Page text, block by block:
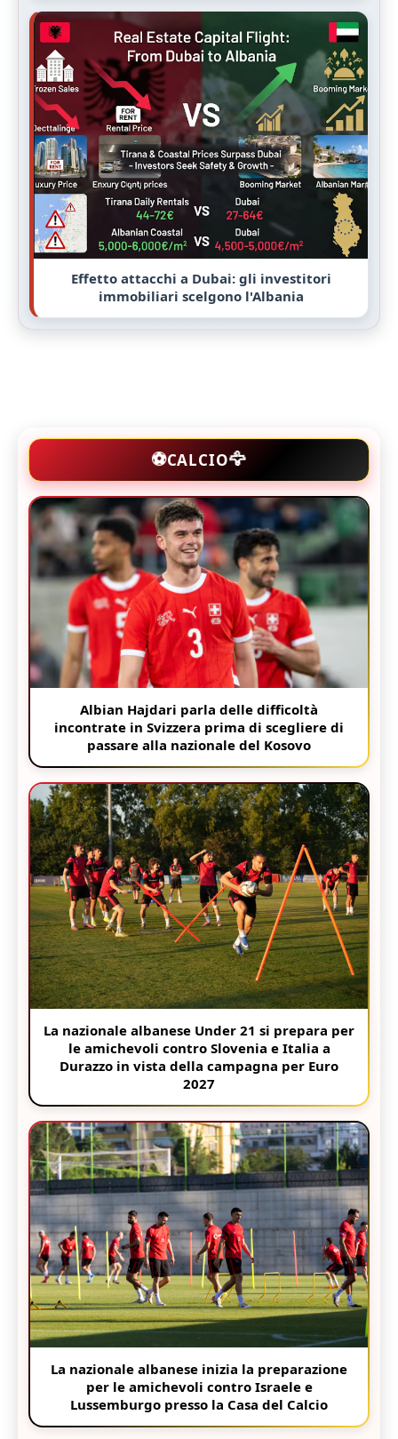
Effetto attacchi a Dubai: gli investitori
immobiliari scelgono l'Albania
⚽CALCIO🦅
Albian Hajdari parla delle difficoltà
incontrate in Svizzera prima di scegliere di
passare alla nazionale del Kosovo
La nazionale albanese Under 21 si prepara per
le amichevoli contro Slovenia e Italia a
Durazzo in vista della campagna per Euro
2027
La nazionale albanese inizia la preparazione
per le amichevoli contro Israele e
Lussemburgo presso la Casa del Calcio